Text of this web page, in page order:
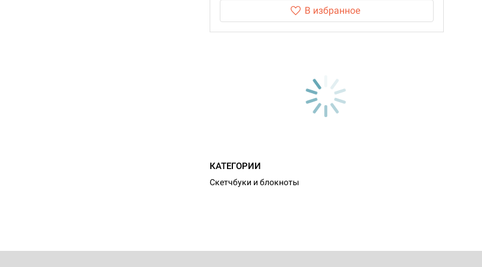
В избранное
КАТЕГОРИИ
Скетчбуки и блокноты